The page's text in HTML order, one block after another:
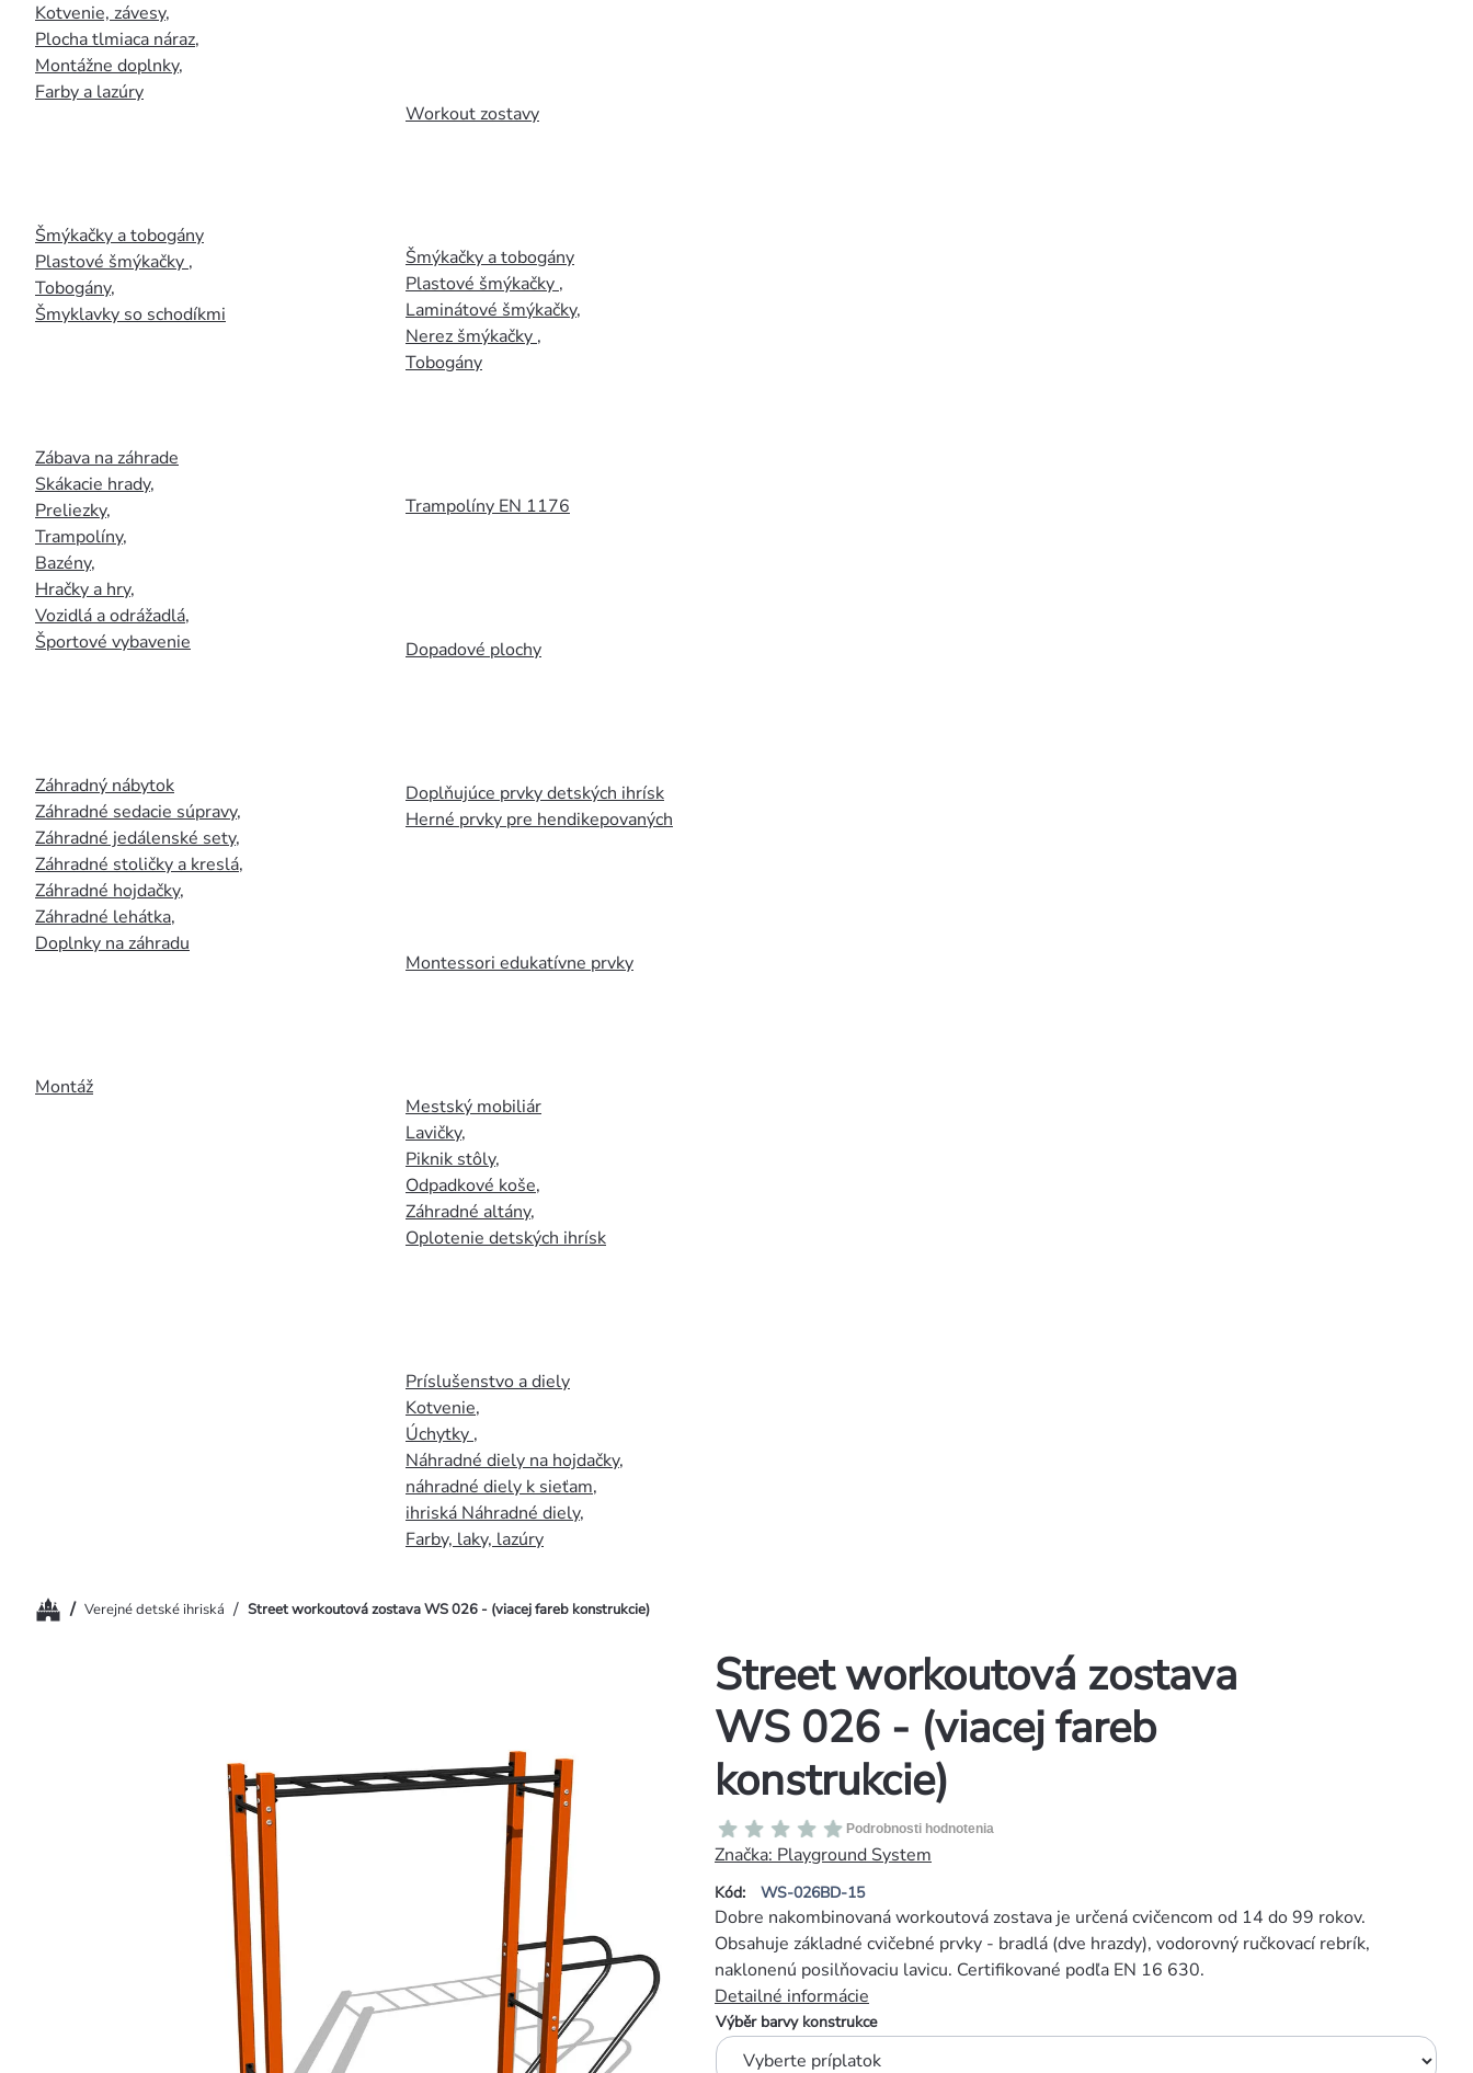
Kotvenie, závesy,
Plocha tlmiaca náraz,
Montážne doplnky,
Farby a lazúry
Šmýkačky a tobogány
Plastové šmýkačky ,
Tobogány,
Šmyklavky so schodíkmi
Zábava na záhrade
Skákacie hrady,
Preliezky,
Trampolíny,
Bazény,
Hračky a hry,
Vozidlá a odrážadlá,
Športové vybavenie
Záhradný nábytok
Záhradné sedacie súpravy,
Záhradné jedálenské sety,
Záhradné stoličky a kreslá,
Záhradné hojdačky,
Záhradné lehátka,
Doplnky na záhradu
Montáž
Workout zostavy
Šmýkačky a tobogány
Plastové šmýkačky ,
Laminátové šmýkačky,
Nerez šmýkačky ,
Tobogány
Trampolíny EN 1176
Dopadové plochy
Doplňujúce prvky detských ihrísk
Herné prvky pre hendikepovaných
Montessori edukatívne prvky
Mestský mobiliár
Lavičky,
Piknik stôly,
Odpadkové koše,
Záhradné altány,
Oplotenie detských ihrísk
Príslušenstvo a diely
Kotvenie,
Úchytky ,
Náhradné diely na hojdačky,
náhradné diely k sieťam,
ihriská Náhradné diely,
Farby, laky, lazúry
Domov
/ Verejné detské ihriská / Street workoutová zostava WS 026 - (viacej fareb konstrukcie)
Street workoutová zostava
WS 026 - (viacej fareb
konstrukcie)
Kód: WS-026BD-15
Priemerné
hodnotenie
produktu
je
0,0
5
hviezdičiek.
Podrobnosti hodnotenia
Značka: Playground System
Výběr barvy konstrukce
Dobre nakombinovaná workoutová zostava je určená cvičencom od 14 do 99 rokov.
Obsahuje základné cvičebné prvky - bradlá (dve hrazdy), vodorovný ručkovací rebrík,
naklonenú posilňovaciu lavicu. Certifikované podľa EN 16 630.
Detailné informácie